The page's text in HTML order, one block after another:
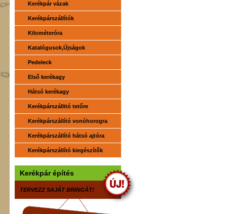
Kerékpár vázak
Kerékpárszállítók
Kilométeróra
Katalógusok,Újságok
Pedeleck
Első kerékagy
Hátsó kerékagy
Kerékpárszállitó tetőre
Kerékpárszállító vonóhorogra
Kerékpárszállító hátsó ajtóra
Kerékpárszállító kiegészítők
Kerékpár építés
TERVEZZ SAJÁT BRINGÁT!